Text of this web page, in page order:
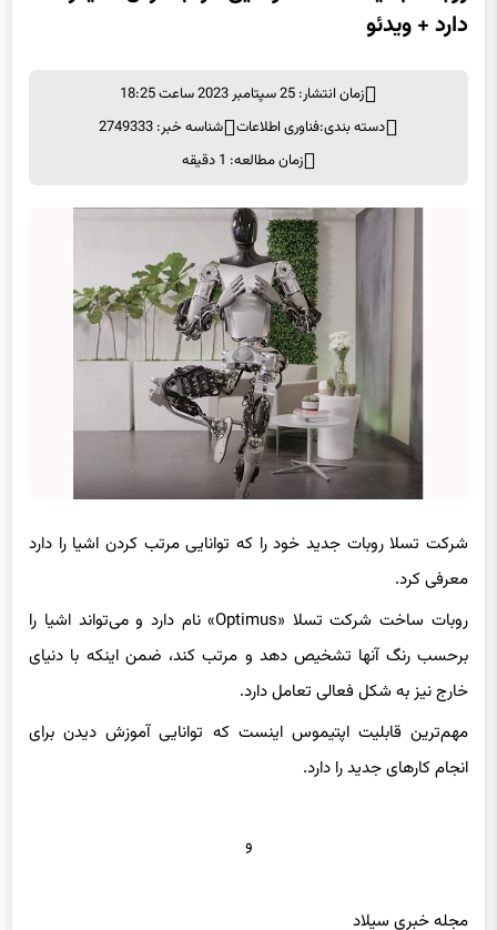
دارد + ویدئو
زمان انتشار: 25 سپتامبر 2023 ساعت 18:25
دسته بندی:فناوری اطلاعات شناسه خبر: 2749333
زمان مطالعه: 1 دقیقه
شرکت تسلا روبات جدید خود را که توانایی مرتب کردن اشیا را دارد
معرفی کرد.
روبات ساخت شرکت تسلا «Optimus» نام دارد و می‌تواند اشیا را
برحسب رنگ آنها تشخیص دهد و مرتب کند،‌ ضمن اینکه با دنیای
خارج نیز به شکل فعالی تعامل دارد.
مهم‌ترین قابلیت اپتیموس اینست که توانایی آموزش دیدن برای
انجام کارهای جدید را دارد.
و
مجله خبری سیلاد